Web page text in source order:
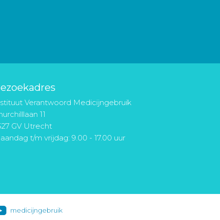
Verantwoord Medicijngebruik
11
GV Utrecht
t/m vrijdag: 9.00 - 17.00 uur
medicijngebruik